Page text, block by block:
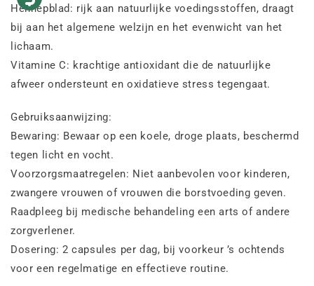
Hennepblad: rijk aan natuurlijke voedingsstoffen, draagt
bij aan het algemene welzijn en het evenwicht van het
lichaam.
Vitamine C: krachtige antioxidant die de natuurlijke
afweer ondersteunt en oxidatieve stress tegengaat.
Gebruiksaanwijzing:
Bewaring: Bewaar op een koele, droge plaats, beschermd
tegen licht en vocht.
Voorzorgsmaatregelen: Niet aanbevolen voor kinderen,
zwangere vrouwen of vrouwen die borstvoeding geven.
Raadpleeg bij medische behandeling een arts of andere
zorgverlener.
Dosering: 2 capsules per dag, bij voorkeur ’s ochtends
voor een regelmatige en effectieve routine.